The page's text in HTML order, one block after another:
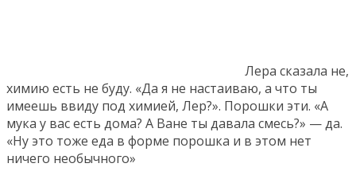
Лера сказала не,
химию есть не буду. «Да я не настаиваю, а что ты
имеешь ввиду под химией, Лер?». Порошки эти. «А
мука у вас есть дома? А Ване ты давала смесь?» — да.
«Ну это тоже еда в форме порошка и в этом нет
ничего необычного»